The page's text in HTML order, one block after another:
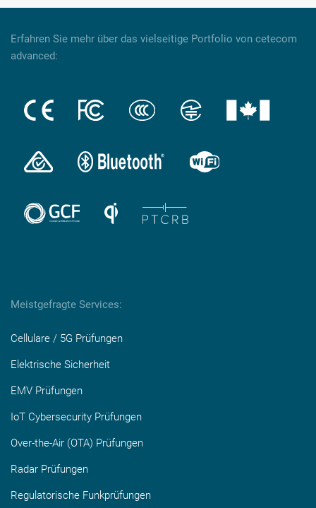
Erfahren Sie mehr über das vielseitige Portfolio von cetecom
advanced:
Meistgefragte Services:
Cellulare / 5G Prüfungen
Elektrische Sicherheit
EMV Prüfungen
IoT Cybersecurity Prüfungen
Over-the-Air (OTA) Prüfungen
Radar Prüfungen
Regulatorische Funkprüfungen